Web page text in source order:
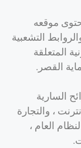
موقعه
التشعبية
المتعلقة
القصر.
السارية
، والتجارة
العام ،